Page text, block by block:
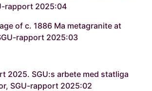
rapport 2025:04
of c. 1886 Ma metagranite at
rapport 2025:03
2025. SGU:s arbete med statliga
SGU-rapport 2025:02